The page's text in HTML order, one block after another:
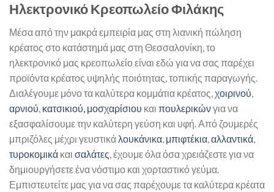
Ηλεκτρονικό Κρεοπωλείο Φιλάκης
Μέσα από την μακρά εμπειρία μας στη λιανική πώληση
κρέατος στο κατάστημά μας στη Θεσσαλονίκη, το
ηλεκτρονικό μας κρεοπωλείο είναι εδώ για να σας παρέχει
προϊόντα κρέατος υψηλής ποιότητας, τοπικής παραγωγής.
Διαλέγουμε μόνο τα καλύτερα κομμάτια κρέατος,χοιρινού,
αρνιού, κατσικιού, μοσχαρίσιου και πουλερικώνγια να
εξασφαλίσουμε την καλύτερη γεύση και υφή. Από ζουμερές
μπριζόλες μέχρι γευστικάλουκάνικα, μπιφτέκια,αλλαντικά,
τυροκομικά και σαλάτες, έχουμε όλα όσα χρειάζεστε για να
δημιουργήσετε ένα νόστιμο και χορταστικό γεύμα.
Εμπιστευτείτε μας για να σας παρέχουμε τα καλύτερα κρέατα